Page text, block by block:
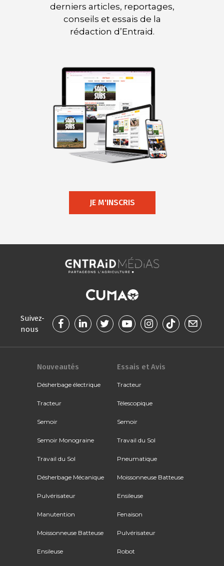
derniers articles, reportages,
conseils et essais de la
rédaction d’Entraid.
JE M'INSCRIS
Suivez-
nous
Nouveautés
Désherbage électrique
Tracteur
Semoir
Semoir Monograine
Travail du Sol
Désherbage Mécanique
Pulvérisateur
Manutention
Moissonneuse Batteuse
Ensileuse
Essais et Avis
Tracteur
Télescopique
Semoir
Travail du Sol
Pneumatique
Moissonneuse Batteuse
Ensileuse
Fenaison
Pulvérisateur
Robot